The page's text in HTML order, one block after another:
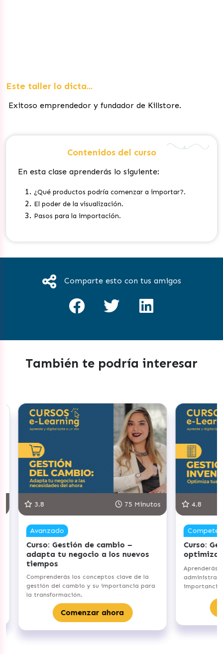
Este taller lo dicta...
Exitoso emprendedor y fundador de Killstore.
Contenidos del curso
En esta clase aprenderás lo siguiente:
¿Qué productos podría comenzar a importar?.
El poder de la visualización.
Pasos para la importación.
Comparte esto con tus amigos
También te podría interesar
Minutos
para
90 Minutos
Competente
Curso: Gestiona tu Inventario –
optimiza tus procesos
administración de inventarios y su
importancia para tu emprendimiento.
Comenzar ahora